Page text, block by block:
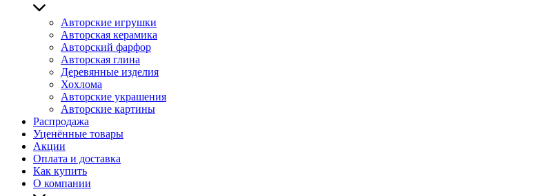
Авторские игрушки
Авторская керамика
Авторский фарфор
Авторская глина
Деревянные изделия
Хохлома
Авторские украшения
Авторские картины
Распродажа
Уценённые товары
Акции
Оплата и доставка
Как купить
О компании